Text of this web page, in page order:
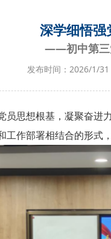
深学细悟强
——初中第三
发布时间：2026/1/31
思想根基，凝聚奋
作部署相结合的形式